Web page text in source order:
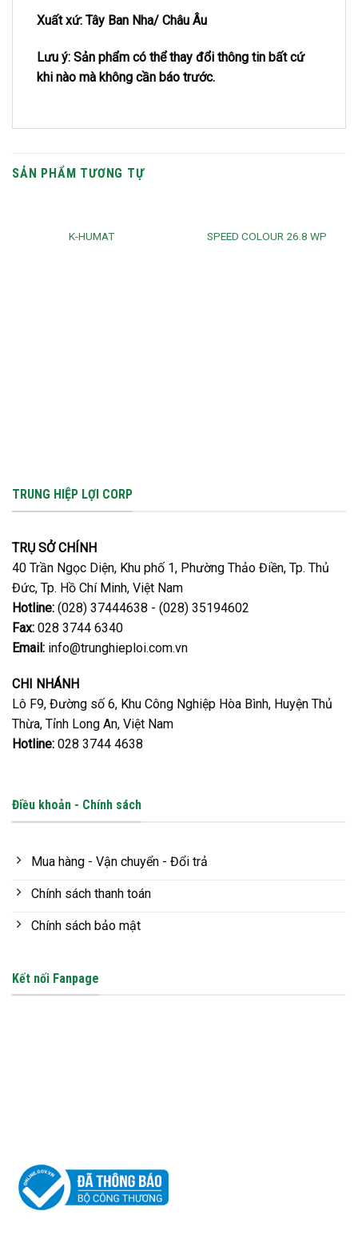
Xuất xứ: Tây Ban Nha/ Châu Âu
Lưu ý: Sản phẩm có thể thay đổi thông tin bất cứ
khi nào mà không cần báo trước.
SẢN PHẨM TƯƠNG TỰ
K-HUMAT SPEED COLOUR 26.8 WP
TRUNG HIỆP LỢI CORP
TRỤ SỞ CHÍNH
40 Trần Ngọc Diện, Khu phố 1, Phường Thảo Điền, Tp. Thủ
Đức, Tp. Hồ Chí Minh, Việt Nam
Hotline: (028) 37444638 - (028) 35194602
Fax: 028 3744 6340
Email: info@trunghieploi.com.vn
CHI NHÁNH
Lô F9, Đường số 6, Khu Công Nghiệp Hòa Bình, Huyện Thủ
Thừa, Tỉnh Long An, Việt Nam
Hotline: 028 3744 4638
Điều khoản - Chính sách
Mua hàng - Vận chuyển - Đổi trả
Chính sách thanh toán
Chính sách bảo mật
Kết nối Fanpage